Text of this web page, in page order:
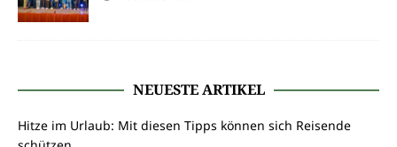
NEUESTE ARTIKEL
Hitze im Urlaub: Mit diesen Tipps können sich Reisende